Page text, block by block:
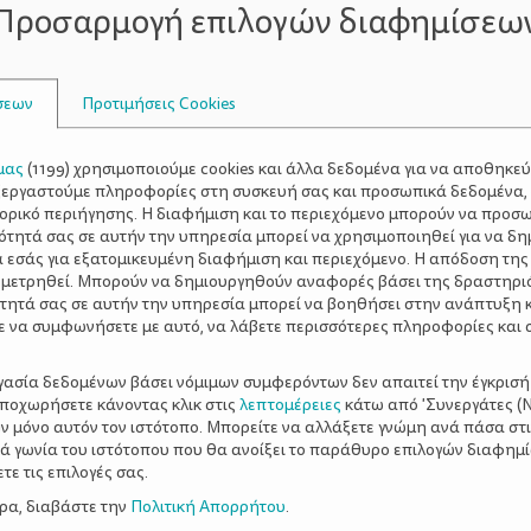
πρέπει να ακολουθείται η διαδικασία αποστείρωσης
και όχι τα χέρια. Το νερό πρέπει να βράζεται
με τις οδηγίες του/της παιδιάτρου). Να βιδώνεται
ώστε να διαλύεται σωστά η σκόνη.
ΟΤΑΝ Η
μητέρα πρέπει να ενημερωθεί ότι έχει τη
(μηχανικό ή ηλεκτρικό). Το γάλα μπορεί να δοθεί
στη συντήρηση του ψυγείου. Σε διαφορετική
(-18οC) και να αποψυχθεί με τρεχούμενο
θηλασμό θηλασμού θηλαστικές κινήσεις
μητρικού γάλακτος μητρικού θηλασμού ραγάδες
επιλογών
Προτιμήσεις Cookies
(1199) χρησιμοποιούμε cookies και άλλα δεδομένα για να
πληροφορίες στη συσκευή σας και προσωπικά
περιήγησης. Η διαφήμιση και το περιεχόμενο μπορούν να
σας σε αυτήν την υπηρεσία μπορεί να χρησιμοποιηθεί για να
εσάς για εξατομικευμένη διαφήμιση και περιεχόμενο. Η απόδοση
Μπορούν να δημιουργηθούν αναφορές βάσει της
σας σε αυτήν την υπηρεσία μπορεί να βοηθήσει στην ανάπτυξη
να συμφωνήσετε με αυτό, να λάβετε περισσότερες πληροφορίες και
δεδομένων βάσει νόμιμων συμφερόντων δεν απαιτεί την
κάνοντας κλικ στις λεπτομέρειες κάτω από 'Συνεργάτες
μόνο αυτόν τον ιστότοπο. Μπορείτε να αλλάξετε γνώμη ανά πάσα
γωνία του ιστότοπου που θα ανοίξει το παράθυρο επιλογών
τις επιλογές σας.
διαβάστε την Πολιτική Απορρήτου.